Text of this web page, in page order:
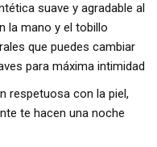
suave y agradable al
la mano y el tobillo
que puedes cambiar
para máxima intimidad
respetuosa con la piel,
te hacen una noche